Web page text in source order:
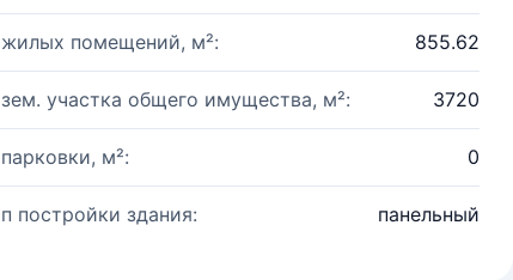
помещений, м²: 855.62
участка общего имущества, м²: 3720
м²: 0
постройки здания: панельный